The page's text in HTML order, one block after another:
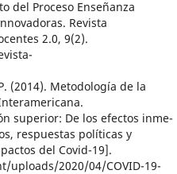
del Proceso Enseñanza
Revista
2.0, 9(2).
(2014). Metodología de la
superior: De los efectos inme-
respuestas políticas y
del Covid-19].
uploads/2020/04/COVID-19-